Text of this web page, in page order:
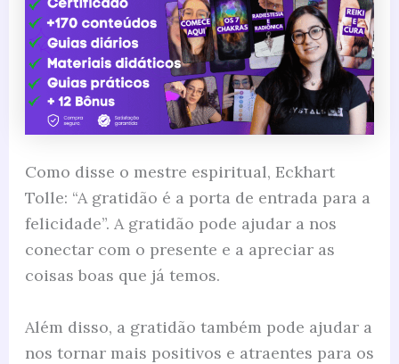
Como disse o mestre espiritual, Eckhart
Tolle: “A gratidão é a porta de entrada para a
felicidade”. A gratidão pode ajudar a nos
conectar com o presente e a apreciar as
coisas boas que já temos.
Além disso, a gratidão também pode ajudar a
nos tornar mais positivos e atraentes para os